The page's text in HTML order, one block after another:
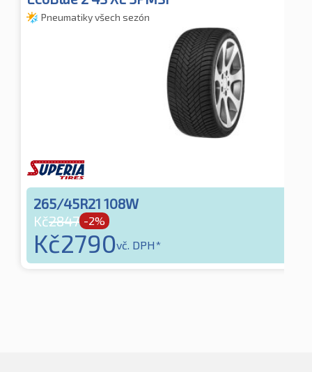
Pneumatiky všech sezón
265/45R21 108W
Kč2847 -2%
Kč2790vč. DPH*